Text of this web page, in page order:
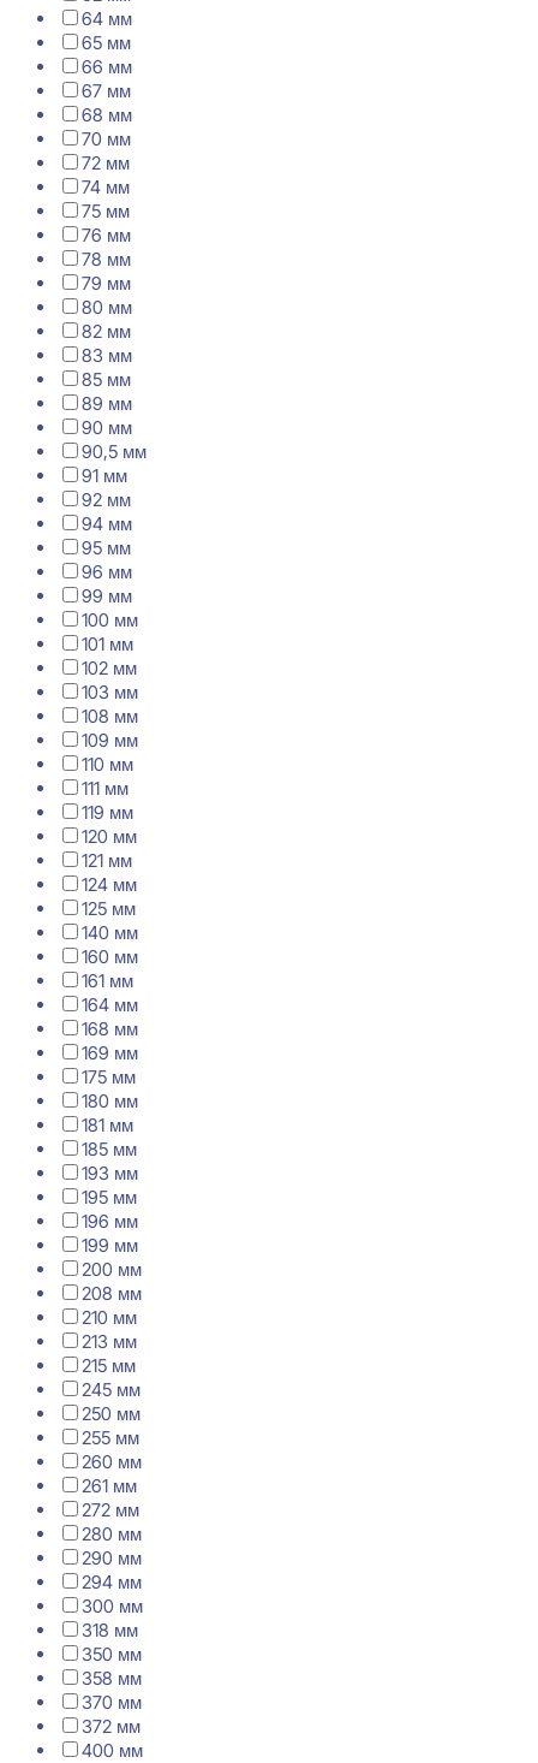
64 мм
65 мм
66 мм
67 мм
68 мм
70 мм
72 мм
74 мм
75 мм
76 мм
78 мм
79 мм
80 мм
82 мм
83 мм
85 мм
89 мм
90 мм
90,5 мм
91 мм
92 мм
94 мм
95 мм
96 мм
99 мм
100 мм
101 мм
102 мм
103 мм
108 мм
109 мм
110 мм
111 мм
119 мм
120 мм
121 мм
124 мм
125 мм
140 мм
160 мм
161 мм
164 мм
168 мм
169 мм
175 мм
180 мм
181 мм
185 мм
193 мм
195 мм
196 мм
199 мм
200 мм
208 мм
210 мм
213 мм
215 мм
245 мм
250 мм
255 мм
260 мм
261 мм
272 мм
280 мм
290 мм
294 мм
300 мм
318 мм
350 мм
358 мм
370 мм
372 мм
400 мм